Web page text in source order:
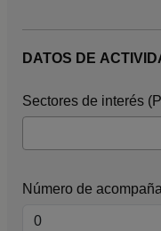
DATOS DE
Sectores de interés
Número de